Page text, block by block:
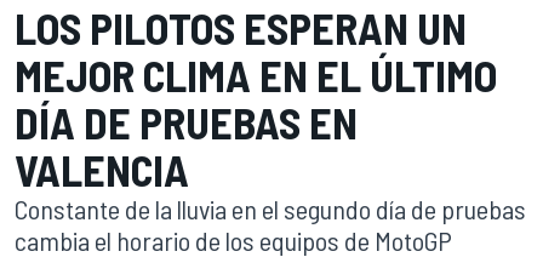
LOS PILOTOS ESPERAN UN
MEJOR CLIMA EN EL ÚLTIMO
DÍA DE PRUEBAS EN
VALENCIA
Constante de la lluvia en el segundo día de pruebas
cambia el horario de los equipos de MotoGP